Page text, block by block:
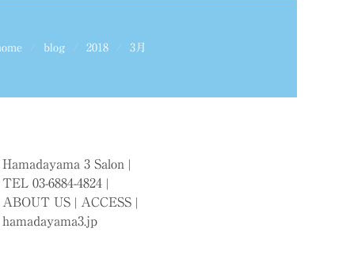
blog 2018 3月
Hamadayama 3 Salon |
TEL 03-6884-4824 |
ABOUT US| ACCESS|
hamadayama3.jp